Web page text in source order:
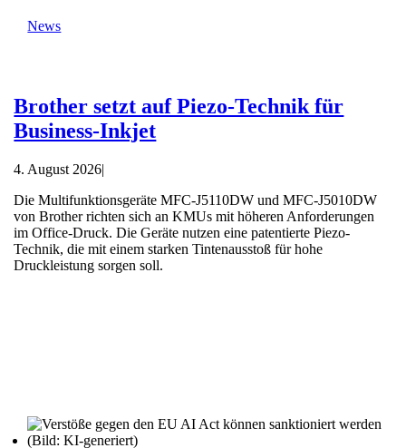
News
Brother setzt auf Piezo-Technik für
Business-Inkjet
4. August 2026|
Die Multifunktionsgeräte MFC-J5110DW und MFC-J5010DW
von Brother richten sich an KMUs mit höheren Anforderungen
im Office-Druck. Die Geräte nutzen eine patentierte Piezo-
Technik, die mit einem starken Tintenausstoß für hohe
Druckleistung sorgen soll.